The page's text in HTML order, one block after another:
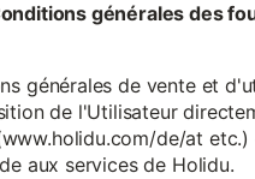
générales des
générales de vente et
de l'Utilisateur
de/at
aux services de Holidu.